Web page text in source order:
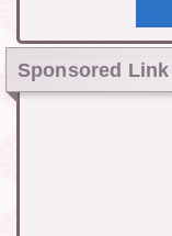
Sponsored Link